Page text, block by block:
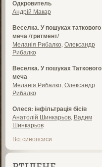
Одкровитель
Андрій Макар
Веселка. У пошуках таткового
меча /тритмент/
Меланія Рибалко Олександр
Рибалко
Веселка. У пошуках Таткового
меча
Меланія Рибалко Олександр
Рибалко
Олеся: інфільтрація бісів
Анатолій Шинкарьов, Вадим
Шинкарьов
Всі синопсиси